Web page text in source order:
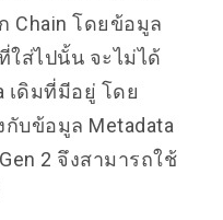
Chain โดยข้อมูล
ใส่ไปนั้น จะไม่ได้
เดิมที่มีอยู่ โดย
บข้อมูล Metadata
2 จึงสามารถใช้